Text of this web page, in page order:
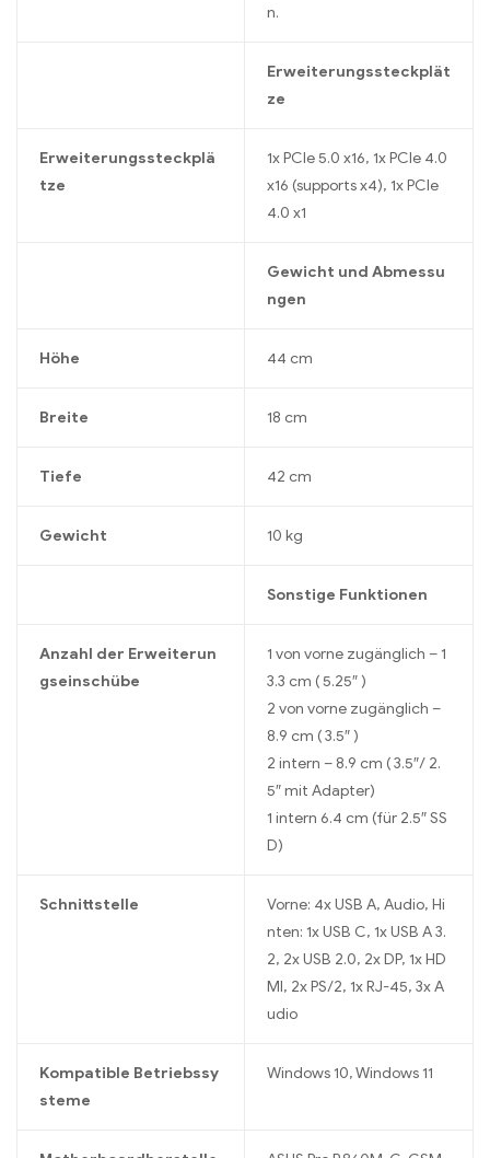
n.
Erweiterungssteckplät
ze
Erweiterungssteckplä
tze
1x PCIe 5.0 x16, 1x PCIe 4.0
x16 (supports x4), 1x PCIe
4.0 x1
Gewicht und Abmessu
ngen
Höhe 44 cm
Breite 18 cm
Tiefe 42 cm
Gewicht 10 kg
Sonstige Funktionen
Anzahl der Erweiterun
gseinschübe
1 von vorne zugänglich – 1
3.3 cm ( 5.25″ )
2 von vorne zugänglich –
8.9 cm ( 3.5″ )
2 intern – 8.9 cm ( 3.5″/ 2.
5″ mit Adapter)
1 intern 6.4 cm (für 2.5″ SS
D)
Schnittstelle
Vorne: 4x USB A, Audio, Hi
nten: 1x USB C, 1x USB A 3.
2, 2x USB 2.0, 2x DP, 1x HD
MI, 2x PS/2, 1x RJ-45, 3x A
udio
Kompatible Betriebssy
steme
Windows 10, Windows 11